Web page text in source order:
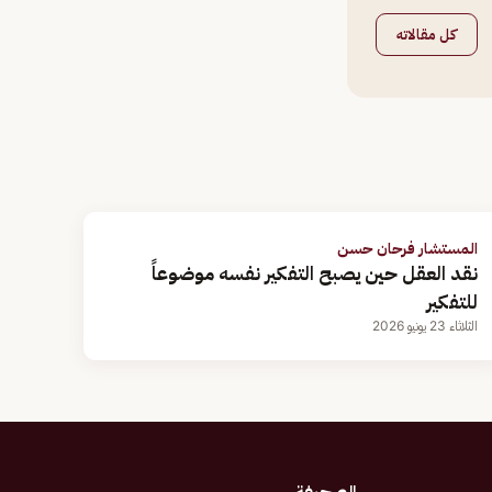
كل مقالاته
المستشار فرحان حسن
نقد العقل حين يصبح التفكير نفسه موضوعاً
للتفكير
الثلاثاء 23 يونيو 2026